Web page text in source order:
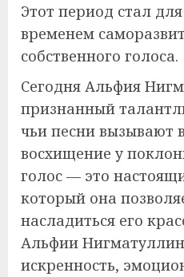
Этот период стал
временем
собственного голоса.
Сегодня Альфия
признанный
чьи песни вызывают
восхищение у
голос — это
который она
насладиться его
Альфии
искренность,